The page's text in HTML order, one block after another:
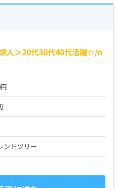
人＞20代30代40代活躍☆/n
ンドツリー